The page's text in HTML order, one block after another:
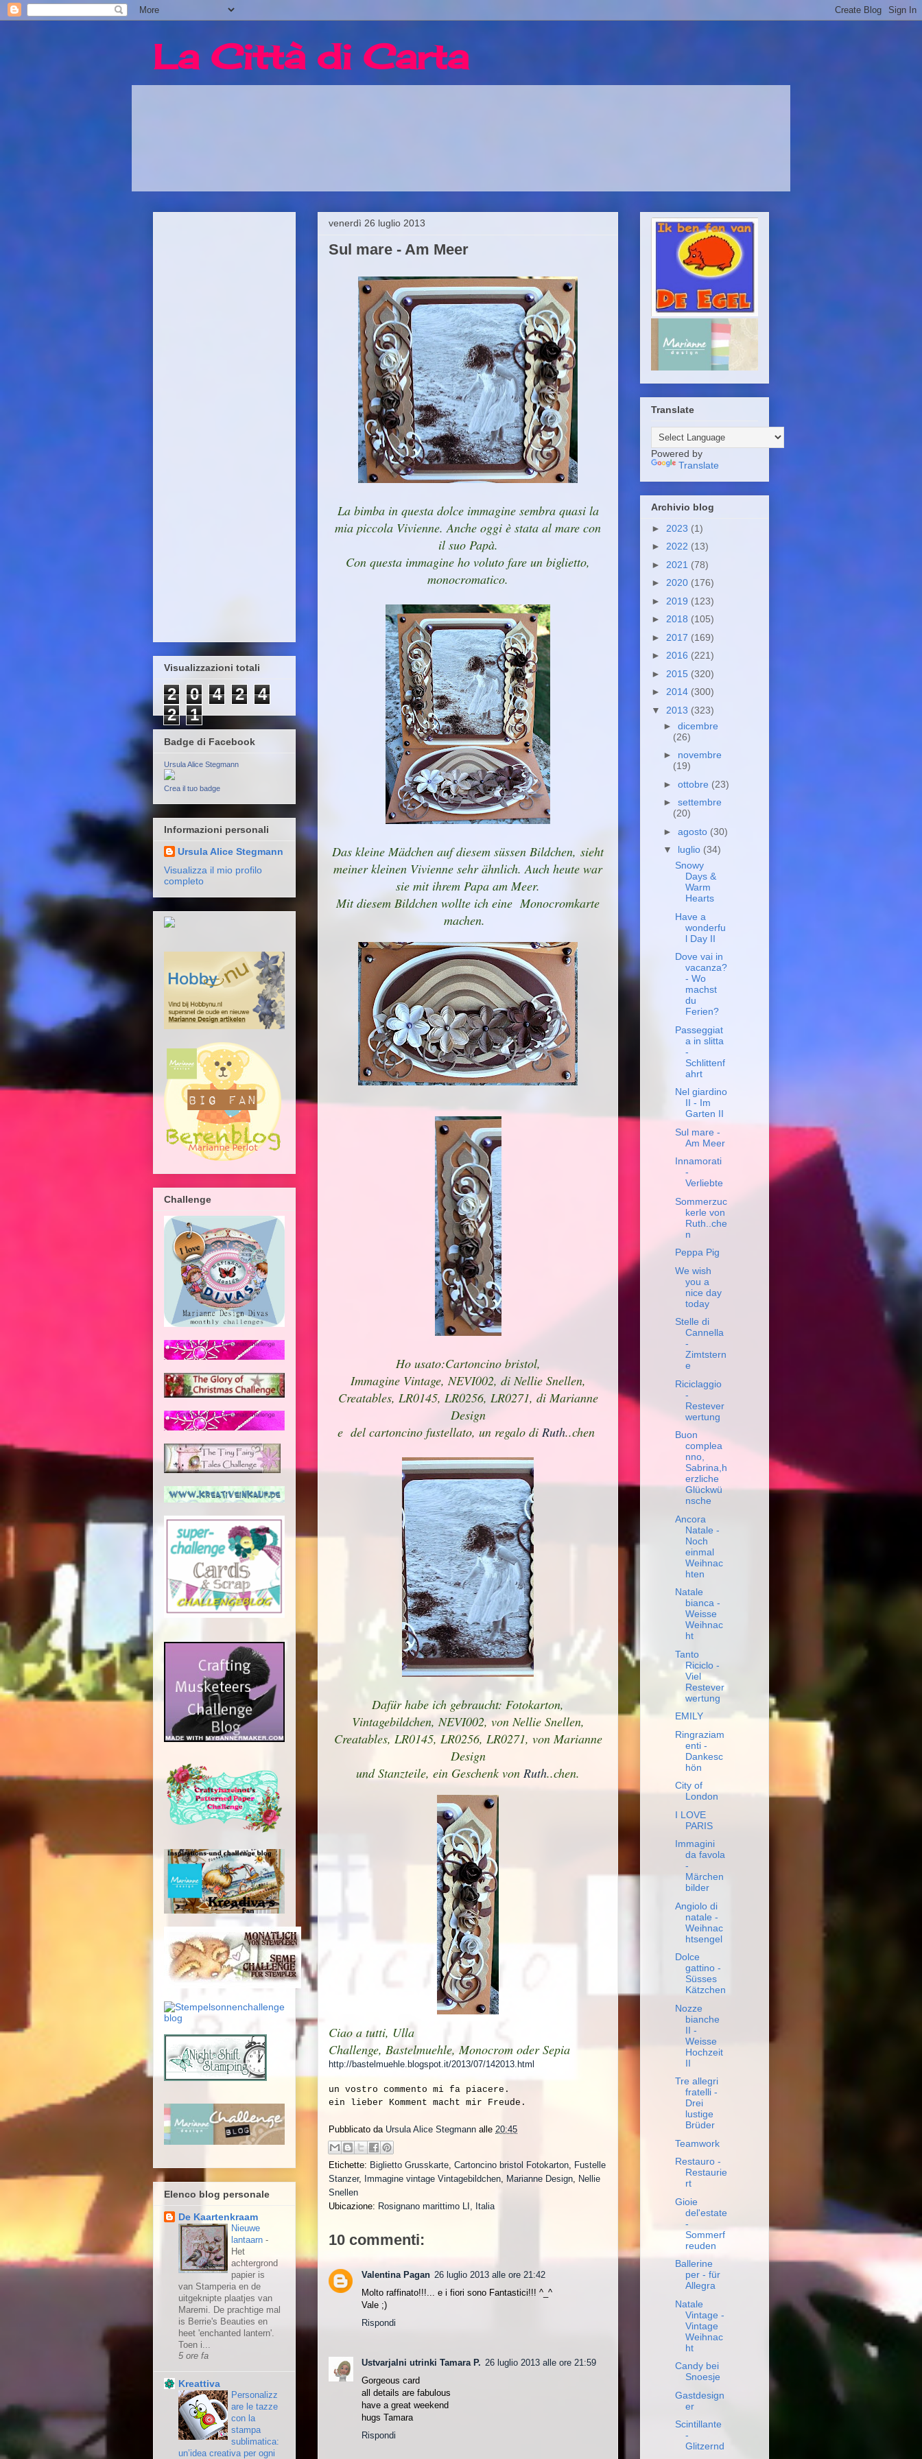
La Città di Carta
venerdì 26 luglio 2013
Sul mare - Am Meer
La bimba in questa dolce immagine sembra quasi la
mia piccola Vivienne. Anche oggi è stata al mare con
il suo Papà.
Con questa immagine ho voluto fare un biglietto,
monocromatico.
Das kleine Mädchen auf diesem süssen Bildchen, sieht
meiner kleinen Vivienne sehr ähnlich. Auch heute war
sie mit ihrem Papa am Meer.
Mit diesem Bildchen wollte ich eine Monocromkarte
machen.
Ho usato:Cartoncino bristol,
Immagine Vintage, NEVI002, di Nellie Snellen,
Creatables, LR0145, LR0256, LR0271, di Marianne
Design
e del cartoncino fustellato, un regalo di Ruth..chen
Dafür habe ich gebraucht: Fotokarton,
Vintagebildchen, NEVI002, von Nellie Snellen,
Creatables, LR0145, LR0256, LR0271, von Marianne
Design
und Stanzteile, ein Geschenk von Ruth..chen.
Ciao a tutti, Ulla
Challenge, Bastelmuehle, Monocrom oder Sepia
http://bastelmuehle.blogspot.it/2013/07/142013.html
un vostro commento mi fa piacere.
ein lieber Komment macht mir Freude.
Pubblicato da Ursula Alice Stegmann alle 20:45
Etichette: Biglietto Grusskarte, Cartoncino bristol Fotokarton, Fustelle
Stanzer, Immagine vintage Vintagebildchen, Marianne Design, Nellie
Snellen
Ubicazione: Rosignano marittimo LI, Italia
10 commenti:
Valentina Pagan 26 luglio 2013 alle ore 21:42
Molto raffinato!!!... e i fiori sono Fantastici!!! ^_^
Vale ;)
Rispondi
Ustvarjalni utrinki Tamara P. 26 luglio 2013 alle ore 21:59
Gorgeous card
all details are fabulous
have a great weekend
hugs Tamara
Rispondi
Visualizzazioni totali
2 0 4 2
4
2
1
Badge di Facebook
Ursula Alice Stegmann
Crea il tuo badge
Informazioni personali
Ursula Alice Stegmann
Visualizza il mio profilo
completo
Challenge
Elenco blog personale
De Kaartenkraam
Nieuwe
lantaarn -
Het
achtergrond
papier is
van Stamperia en de
uitgeknipte plaatjes van
Maremi. De prachtige mal
is Berrie's Beauties en
heet 'enchanted lantern'.
Toen i...
5 ore fa
Kreattiva
Personalizz
are le tazze
con la
stampa
sublimatica:
un’idea creativa per ogni
Translate
Powered by
Translate
Archivio blog
► 2023 (1)
► 2022 (13)
► 2021 (78)
► 2020 (176)
► 2019 (123)
► 2018 (105)
► 2017 (169)
► 2016 (221)
► 2015 (320)
► 2014 (300)
▼ 2013 (323)
► dicembre
(26)
► novembre
(19)
► ottobre (23)
► settembre
(20)
► agosto (30)
▼ luglio (34)
Snowy
Days &
Warm
Hearts
Have a
wonderfu
l Day II
Dove vai in
vacanza?
- Wo
machst
du
Ferien?
Passeggiat
a in slitta
-
Schlittenf
ahrt
Nel giardino
II - Im
Garten II
Sul mare -
Am Meer
Innamorati
-
Verliebte
Sommerzuc
kerle von
Ruth..che
n
Peppa Pig
We wish
you a
nice day
today
Stelle di
Cannella
-
Zimtstern
e
Riciclaggio
-
Restever
wertung
Buon
complea
nno,
Sabrina,h
erzliche
Glückwü
nsche
Ancora
Natale -
Noch
einmal
Weihnac
hten
Natale
bianca -
Weisse
Weihnac
ht
Tanto
Riciclo -
Viel
Restever
wertung
EMILY
Ringraziam
enti -
Dankesc
hön
City of
London
I LOVE
PARIS
Immagini
da favola
-
Märchen
bilder
Angiolo di
natale -
Weihnac
htsengel
Dolce
gattino -
Süsses
Kätzchen
Nozze
bianche
II -
Weisse
Hochzeit
II
Tre allegri
fratelli -
Drei
lustige
Brüder
Teamwork
Restauro -
Restaurie
rt
Gioie
del'estate
-
Sommerf
reuden
Ballerine
per - für
Allegra
Natale
Vintage -
Vintage
Weihnac
ht
Candy bei
Snoesje
Gastdesign
er
Scintillante
-
Glitzernd